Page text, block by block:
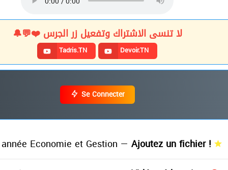
لا تنسى الاشتراك وتفعيل زر الجرس ❤️💬🔔
Tadris.TN Devoir.TN
Se Connecter
Economie et Gestion — Ajoutez un fichier !